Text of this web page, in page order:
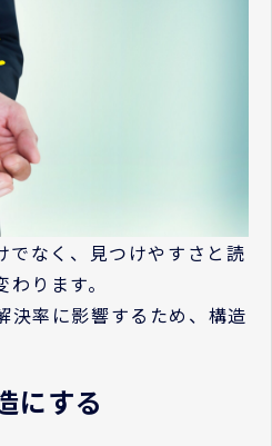
でなく、見つけやすさと読
ります。
決率に影響するため、構造
にする